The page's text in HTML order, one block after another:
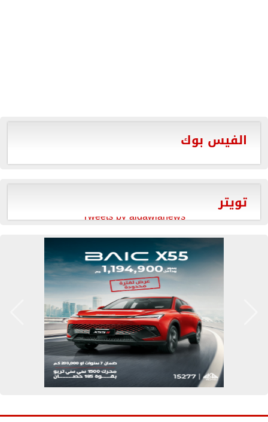
الفيس بوك
تويتر
Tweets by aldawlanews